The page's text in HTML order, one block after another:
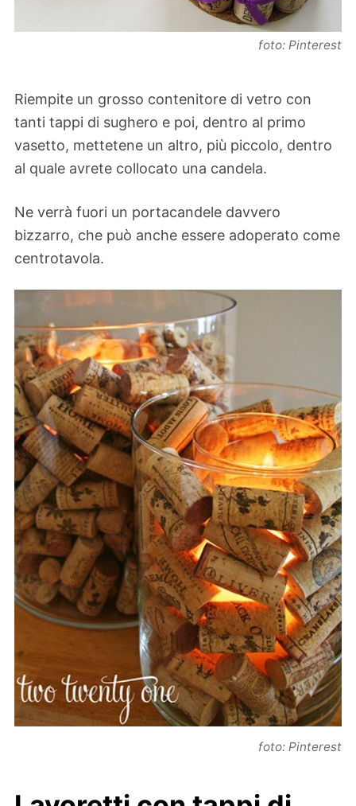
foto: Pinterest
Riempite un grosso contenitore di vetro con
tanti tappi di sughero e poi, dentro al primo
vasetto, mettetene un altro, più piccolo, dentro
al quale avrete collocato una candela.
Ne verrà fuori un portacandele davvero
bizzarro, che può anche essere adoperato come
centrotavola.
foto: Pinterest